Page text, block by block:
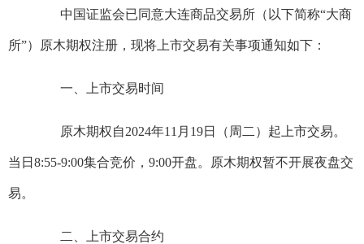
中国证监会已同意大连商品交易所（以下简称“大商
所”）原木期权注册，现将上市交易有关事项通知如下：
一、上市交易时间
原木期权自2024年11月19日（周二）起上市交易。
当日8:55-9:00集合竞价，9:00开盘。原木期权暂不开展夜盘交
易。
二、上市交易合约